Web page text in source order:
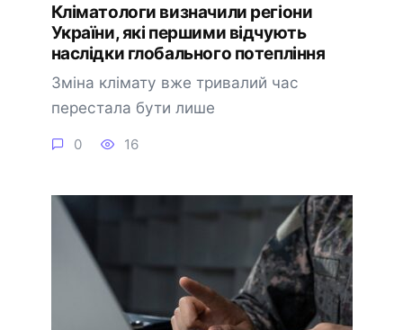
Кліматологи визначили регіони
України, які першими відчують
наслідки глобального потепління
Зміна клімату вже тривалий час
перестала бути лише
0 16